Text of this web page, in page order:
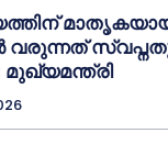
വരുന്നത്
മുഖ്യമന്ത്രി